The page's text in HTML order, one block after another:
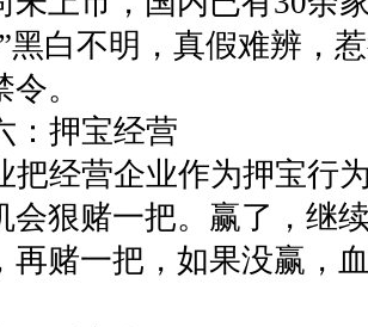
黑白不明，真假难辨，
。
押宝经营
经营企业作为押宝行
会狠赌一把。赢了，继
再赌一把，如果没赢，